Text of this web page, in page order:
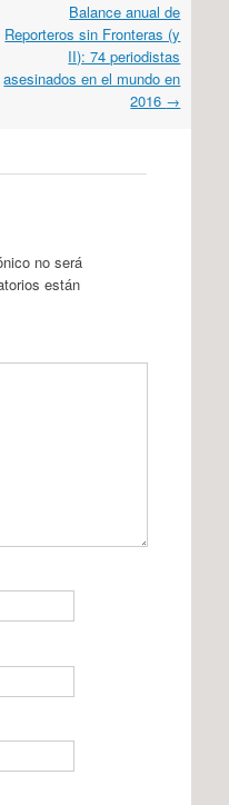
Balance anual de
Reporteros sin Fronteras (y
II): 74 periodistas
asesinados en el mundo en
2016 →
no será
están